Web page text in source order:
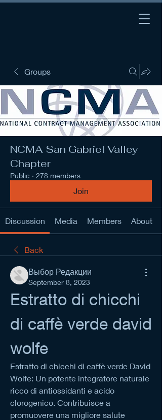
Groups
NCMA San Gabriel Valley
Chapter
Public · 278 members
Join
Discussion Media Members About
Back
Выбор Редакции
September 8, 2023
Estratto di chicchi
di caffè verde david
wolfe
Estratto di chicchi di caffè verde David
Wolfe: Un potente integratore naturale
ricco di antiossidanti e acido
clorogenico. Contribuisce a
promuovere una migliore salute